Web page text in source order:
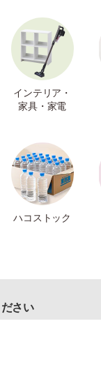
インテリア・
家具・家電
ハコストック
さい